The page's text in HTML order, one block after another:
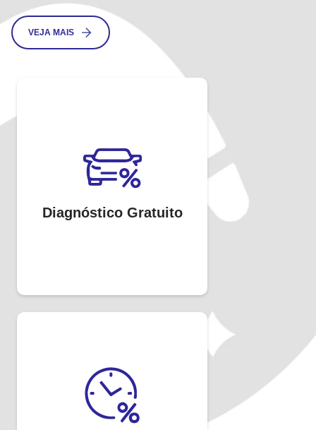
VEJA MAIS
Diagnóstico Gratuito